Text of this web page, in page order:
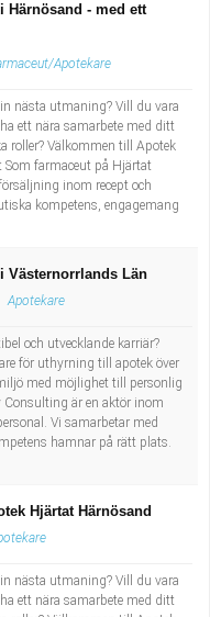
Medicinsk
Härnösand - med ett
Apotekare
nästa utmaning? Vill du vara
ett nära samarbete med ditt
roller? Välkommen till Apotek
farmaceut på Hjärtat
inom recept och
kompetens, engagemang
Västernorrlands Län
Apotekare
och utvecklande karriär?
för uthyrning till apotek över
med möjlighet till personlig
är en aktör inom
Vi samarbetar med
hamnar på rätt plats.
Hjärtat Härnösand
nästa utmaning? Vill du vara
ett nära samarbete med ditt